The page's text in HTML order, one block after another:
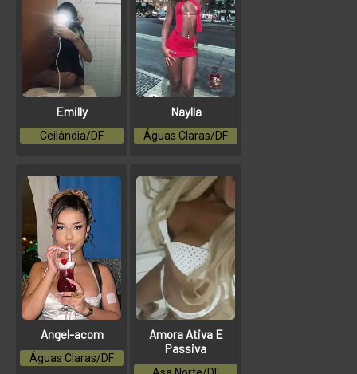
Emilly
Ceilândia/DF
Naylla
Águas Claras/DF
Angel-acom
Águas Claras/DF
Amora Ativa E
Passiva